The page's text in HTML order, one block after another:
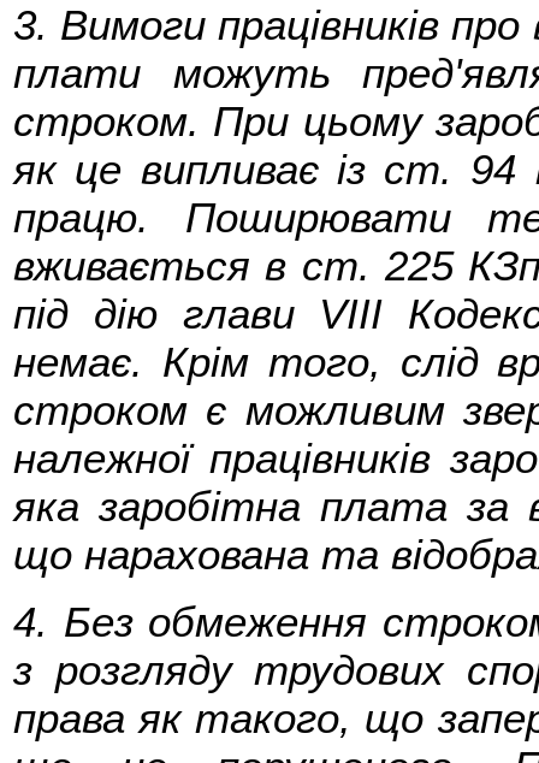
3. Вимоги працівників
плати можуть
строком. При цьому
як це випливає із ст. 94
працю. Поширювати
вживається в ст. 225
під дію глави VIII
немає. Крім того, слід
строком є можливим
належної працівників
яка заробітна плата за
що нарахована та
4. Без обмеження
з розгляду трудових
права як такого, що